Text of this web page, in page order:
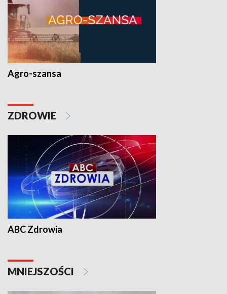
Agro-szansa
ZDROWIE
ABC Zdrowia
MNIEJSZOŚCI